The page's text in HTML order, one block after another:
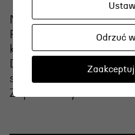
Na zakończenie
Pinkwart! Wspólnie
książkę z dzieciństwa,
Dom” Joanny
strasznie, ale
Zapraszamy!
Odrzuć